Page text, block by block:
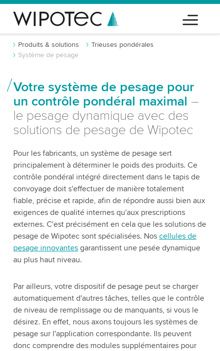
Produits & solutions
Trieuses pondérales
Système de pesage
Votre système de pesage pour
un contrôle pondéral maximal –
le pesage dynamique avec des
solutions de pesage de Wipotec
Pour les fabricants, un système de pesage sert
principalement à déterminer le poids des produits. Ce
contrôle pondéral intégré directement dans le tapis de
convoyage doit s'effectuer de manière totalement
fiable, précise et rapide, afin de répondre aussi bien aux
exigences de qualité internes qu'aux prescriptions
externes. C'est précisément en cela que les solutions de
pesage de Wipotec sont spécialisées. Nos cellules de
pesage innovantesgarantissent une pesée dynamique
au plus haut niveau.
Par ailleurs, votre dispositif de pesage peut se charger
automatiquement d'autres tâches, telles que le contrôle
de niveau de remplissage ou de manquants, si vous le
désirez. En effet, nous axons toujours les systèmes de
pesage sur l'application correspondante. Ils peuvent
donc comprendre des modules supplémentaires pour